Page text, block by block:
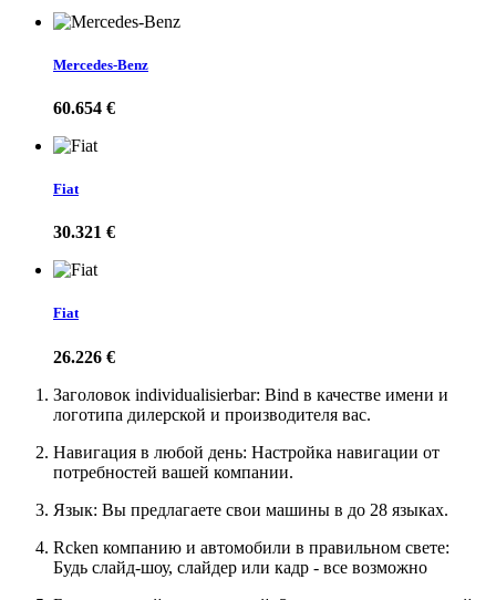
Mercedes-Benz
60.654 €
Fiat
30.321 €
Fiat
26.226 €
Заголовок individualisierbar: Bind в качестве имени и
логотипа дилерской и производителя вас.
Навигация в любой день: Настройка навигации от
потребностей вашей компании.
Язык: Вы предлагаете свои машины в до 28 языках.
Rcken компанию и автомобили в правильном свете:
Будь слайд-шоу, слайдер или кадр - все возможно